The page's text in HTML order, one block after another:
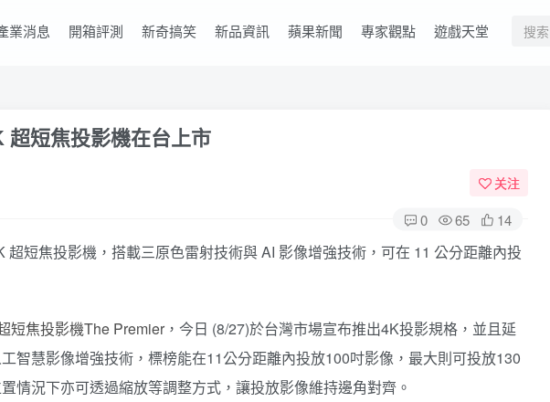
業消息 開箱評測 新奇搞笑 新品資訊 蘋果新聞 專家觀點 遊戲天堂
短焦投影機在台上市
关注
0 65 14
超短焦投影機，搭載三原色雷射技術與 AI 影像增強技術，可在 11 公分距離內投
短焦投影機The Premier ，今日 (8/27)於台灣市場宣布推出4K投影規格，並且延
智慧影像增強技術，標榜能在11公分距離內投放100吋影像，最大則可投放130
情況下亦可透過縮放等調整方式，讓投放影像維持邊角對齊。